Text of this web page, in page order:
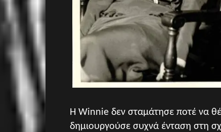
Η Winnie δεν σταμάτησε ποτέ να
δημιουργούσε συχνά ένταση στη